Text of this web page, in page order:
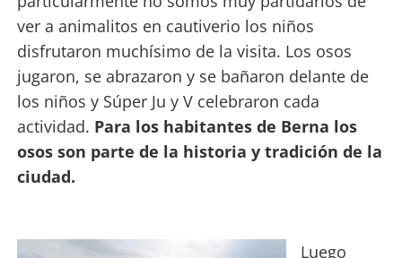
ver a animalitos en cautiverio los niños
disfrutaron muchísimo de la visita. Los osos
jugaron, se abrazaron y se bañaron delante de
los niños y Súper Ju y V celebraron cada
actividad. Para los habitantes de Berna los
osos son parte de la historia y tradición de la
ciudad.
Luego